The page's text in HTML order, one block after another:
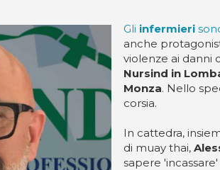
Gli infermieri
anche
violenze ai danni
Nursind in
Monza. Nello
corsia.
In cattedra,
di muay thai,
sapere